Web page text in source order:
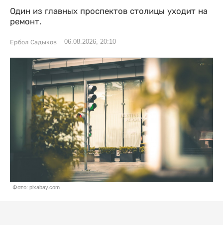
Один из главных проспектов столицы уходит на
ремонт.
Ербол Садыков 06.08.2026, 20:10
Фото: pixabay.com